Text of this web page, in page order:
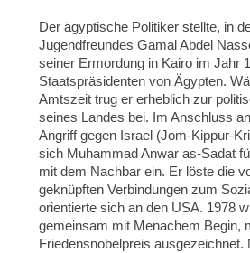
Der ägyptische Politiker stellte, in
Jugendfreundes Gamal Abdel
seiner Ermordung in Kairo im Jahr
Staatspräsidenten von Ägypten.
Amtszeit trug er erheblich zur
seines Landes bei. Im Anschluss
Angriff gegen Israel (Jom-Kippur-
sich Muhammad Anwar as-Sadat
mit dem Nachbar ein. Er löste die
geknüpften Verbindungen zum
orientierte sich an den USA. 1978
gemeinsam mit Menachem Begin,
Friedensnobelpreis ausgezeichnet.